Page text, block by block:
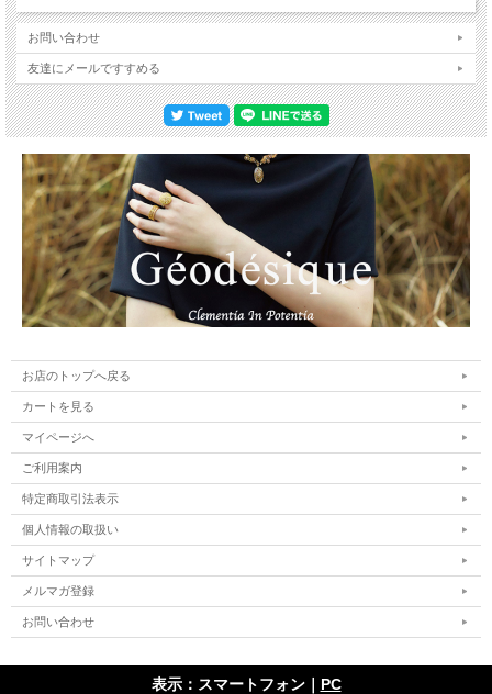
お問い合わせ
友達にメールですすめる
お店のトップへ戻る
カートを見る
マイページへ
ご利用案内
特定商取引法表示
個人情報の取扱い
サイトマップ
メルマガ登録
お問い合わせ
表示：スマートフォン｜ PC